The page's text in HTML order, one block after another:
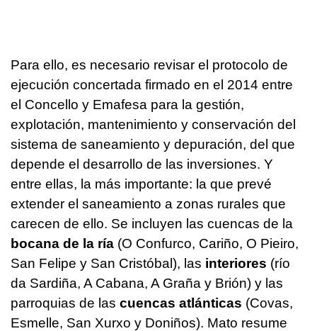
Para ello, es necesario revisar el protocolo de
ejecución concertada firmado en el 2014 entre
el Concello y Emafesa para la gestión,
explotación, mantenimiento y conservación del
sistema de saneamiento y depuración, del que
depende el desarrollo de las inversiones. Y
entre ellas, la más importante: la que prevé
extender el saneamiento a zonas rurales que
carecen de ello. Se incluyen las cuencas de la
bocana de la ría (O Confurco, Cariño, O Pieiro,
San Felipe y San Cristóbal), las interiores (río
da Sardiña, A Cabana, A Graña y Brión) y las
parroquias de las cuencas atlánticas (Covas,
Esmelle, San Xurxo y Doniños). Mato resume